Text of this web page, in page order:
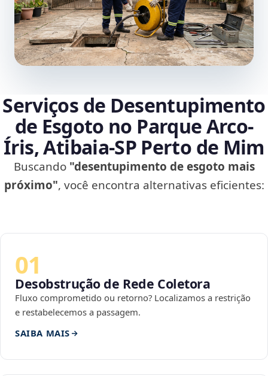
Serviços de Desentupimento
de Esgoto no Parque Arco-
Íris, Atibaia‑SP Perto de Mim
Buscando "desentupimento de esgoto mais
próximo", você encontra alternativas eficientes:
01
Desobstrução de Rede Coletora
Fluxo comprometido ou retorno? Localizamos a restrição
e restabelecemos a passagem.
SAIBA MAIS